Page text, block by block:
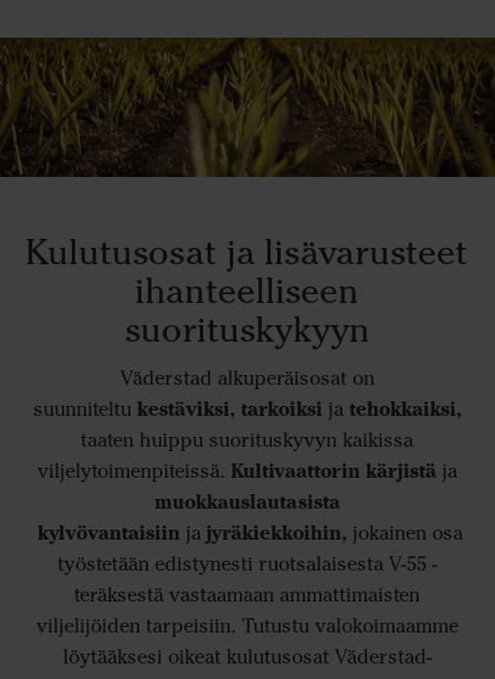
Kulutusosat ja lisävarusteet
ihanteelliseen
suorituskykyyn
Väderstad alkuperäisosat on
suunniteltu kestäviksi, tarkoiksi ja tehokkaiksi,
taaten huippu suorituskyvyn kaikissa
viljelytoimenpiteissä. Kultivaattorin kärjistä ja
muokkauslautasista
kylvövantaisiin ja jyräkiekkoihin, jokainen osa
työstetään edistynesti ruotsalaisesta V-55 -
teräksestä vastaamaan ammattimaisten
viljelijöiden tarpeisiin. Tutustu valokoimaamme
löytääksesi oikeat kulutusosat Väderstad-